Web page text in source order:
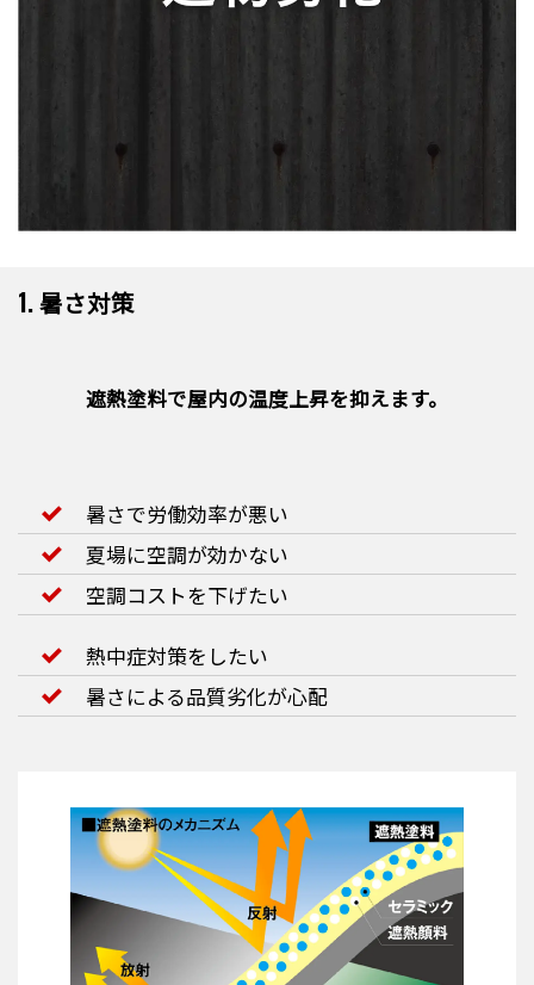
1. 暑さ対策
遮熱塗料で屋内の温度上昇を抑えます。
暑さで労働効率が悪い
夏場に空調が効かない
空調コストを下げたい
熱中症対策をしたい
暑さによる品質劣化が心配